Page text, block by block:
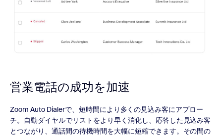
営業電話の成功を加速
Zoom Auto Dialerで、短時間により多くの見込み客にアプロー
チ。自動ダイヤルでリストをより早く消化し、応答した見込み客
とつながり、通話間の待機時間を大幅に短縮できます。その間の